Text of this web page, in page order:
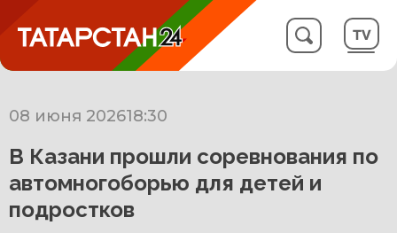
08 июня 202618:30
В Казани прошли соревнования по
автомногоборью для детей и
подростков